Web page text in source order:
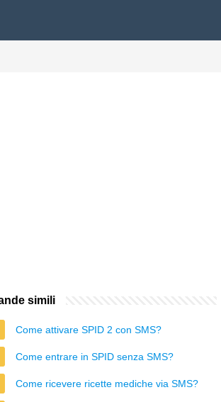
simili
Come attivare SPID 2 con SMS?
Come entrare in SPID senza SMS?
Come ricevere ricette mediche via SMS?